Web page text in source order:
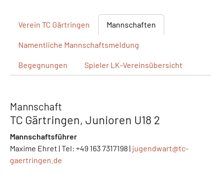
Verein TC Gärtringen Mannschaften
Namentliche Mannschaftsmeldung
Begegnungen Spieler LK-Vereinsübersicht
Mannschaft
TC Gärtringen, Junioren U18 2
Mannschaftsführer
Maxime Ehret | Tel: +49 163 7317198 | jugendwart@tc-
gaertringen.de